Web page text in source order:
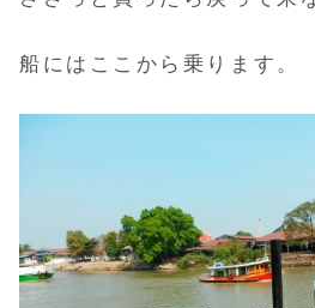
船にはここから乗ります。